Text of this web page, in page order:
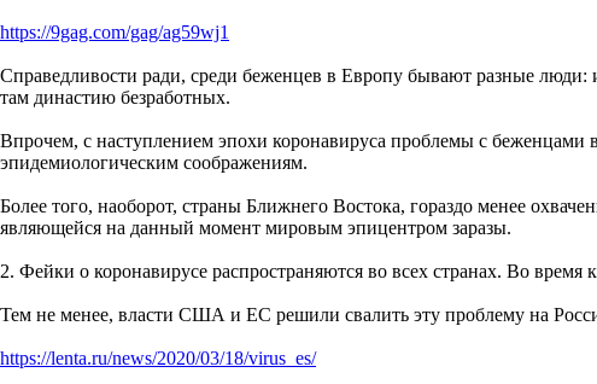
https://9gag.com/gag/ag59wj1
Справедливости ради, среди беженцев в Европу бывают разные
там династию безработных.
Впрочем, с наступлением эпохи коронавируса проблемы с
эпидемиологическим соображениям.
Более того, наоборот, страны Ближнего Востока, гораздо менее
являющейся на данный момент мировым эпицентром заразы.
2. Фейки о коронавирусе распространяются во всех странах. Во
Тем не менее, власти США и ЕС решили свалить эту проблему на
https://lenta.ru/news/2020/03/18/virus_es/